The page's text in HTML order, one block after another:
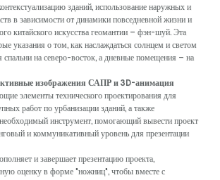
зданий, использование наружных и
в зависимости от динамики повседневной жизни и
китайского искусства геомантии – фэн-шуй. Эта
указания о том, как наслаждаться солнцем и светом
спальни на северо-восток, а дневные помещения – на
изображения САПР и 3D-анимация
элементы технического проектирования для
работ по урбанизации зданий, а также
инструмент, помогающий вывести проект
и коммуникативный уровень для презентации
и завершает презентацию проекта,
оценку в форме "ножниц", чтобы вместе с